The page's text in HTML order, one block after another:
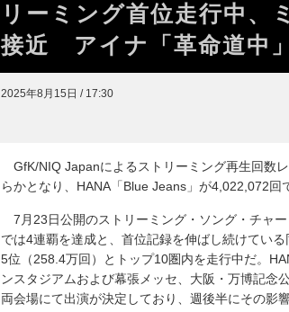
リーミング首位走行中、
接近 アイナ「革命道中
2025年8月15日 / 17:30
GfK/NIQ Japanによるストリーミング再生回数
らかとなり、HANA「Blue Jeans」が4,022,072回
7月23日公開のストリーミング・ソング・チャ
では4連覇を達成と、首位記録を伸ばし続けてい
5位（258.4万回）とトップ10圏内を走行中だ。
ンスタジアムおよび幕張メッセ、大阪・万博記念
両会場にて出演が決定しており、週後半にその影